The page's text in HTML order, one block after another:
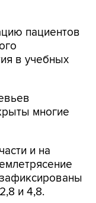
ленту
официальном
стали